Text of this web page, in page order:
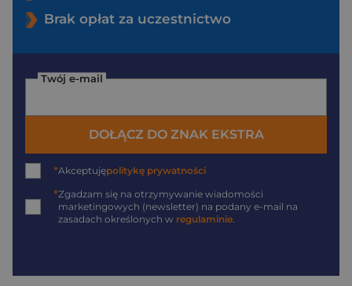
Brak opłat za uczestnictwo
Twój e-mail
DOŁĄCZ DO ZNAK EKSTRA
*Akceptujępolitykę prywatności
*Zgadzam się na otrzymywanie wiadomości
marketingowych (newsletter) na podany e-mail na
zasadach określonych w regulaminie